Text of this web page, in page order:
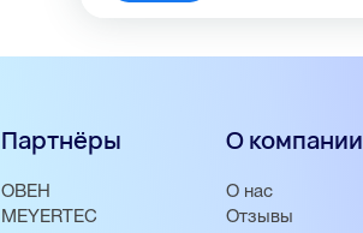
Партнёры
ОВЕН
MEYERTEC
О компании
О нас
Отзывы